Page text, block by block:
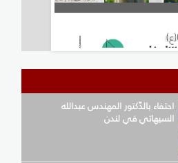
احتفاء بالدّكتور المهندس عبدالله
السيهاتي في لندن